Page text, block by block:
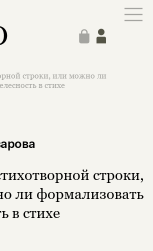
строки, или можно ли
в стихе
строки,
ли формализовать
в стихе